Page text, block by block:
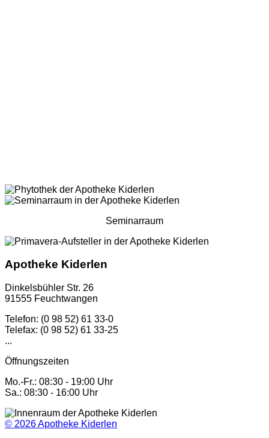
Seminarraum
Apotheke Kiderlen
Dinkelsbühler Str. 26
91555 Feuchtwangen
Telefon: (0 98 52) 61 33-0
Telefax: (0 98 52) 61 33-25
...
Öffnungszeiten
Mo.-Fr.: 08:30 - 19:00 Uhr
Sa.: 08:30 - 16:00 Uhr
© 2026Apotheke Kiderlen